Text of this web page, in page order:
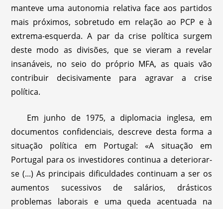
manteve uma autonomia relativa face aos partidos
mais próximos, sobretudo em relação ao PCP e à
extrema-esquerda. A par da crise política surgem
deste modo as divisões, que se vieram a revelar
insanáveis, no seio do próprio MFA, as quais vão
contribuir decisivamente para agravar a crise
política.
Em junho de 1975, a diplomacia inglesa, em
documentos confidenciais, descreve desta forma a
situação política em Portugal: «A situação em
Portugal para os investidores continua a deteriorar-
se (...) As principais dificuldades continuam a ser os
aumentos sucessivos de salários, drásticos
problemas laborais e uma queda acentuada na